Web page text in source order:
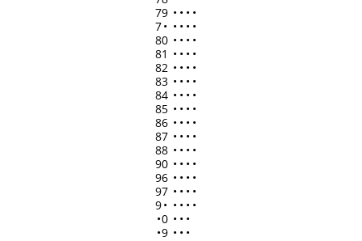
79 • • • •
7• • • • •
80 • • • •
81 • • • •
82 • • • •
83 • • • •
84 • • • •
85 • • • •
86 • • • •
87 • • • •
88 • • • •
90 • • • •
96 • • • •
97 • • • •
9• • • • •
•0 • • •
•9 • • •